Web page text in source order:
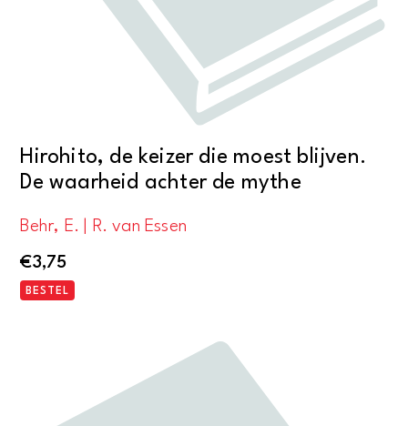
Hirohito, de keizer die moest blijven.
De waarheid achter de mythe
Behr, E. | R. van Essen
€3,75
BESTEL